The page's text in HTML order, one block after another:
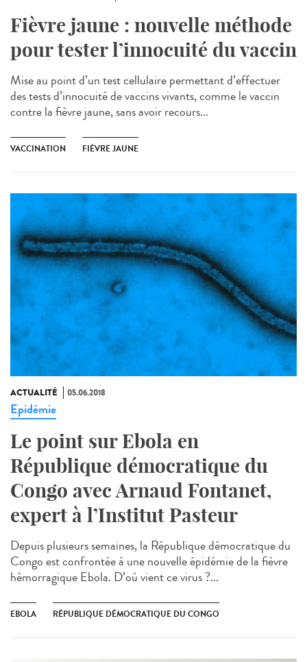
Fièvre jaune : nouvelle méthode
pour tester l’innocuité du vaccin
Mise au point d’un test cellulaire permettant d’effectuer
des tests d’innocuité de vaccins vivants, comme le vaccin
contre la fièvre jaune, sans avoir recours...
VACCINATION FIÈVRE JAUNE
ACTUALITÉ 05.06.2018
Epidémie
Le point sur Ebola en
République démocratique du
Congo avec Arnaud Fontanet,
expert à l’Institut Pasteur
Depuis plusieurs semaines, la République démocratique du
Congo est confrontée à une nouvelle épidémie de la fièvre
hémorragique Ebola. D’où vient ce virus ?...
EBOLA RÉPUBLIQUE DÉMOCRATIQUE DU CONGO